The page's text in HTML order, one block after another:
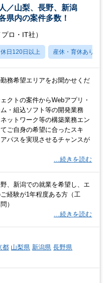
／山梨、長野、新潟
県内の案件多数！
ロ・IT社）
休日120日以上 産休・育休あり
務希望エリアをお聞かせくだ
クトの案件からWebアプリ・
・組込ソフト等の開発業務
ットワーク等の構築業務エン
ご自身の希望に合ったスキ
パスを実現させるチャンスが
…続きを読む
、新潟での就業を希望し、エ
経験が1年程度ある方（工
）
…続きを読む
都 山梨県 新潟県 長野県